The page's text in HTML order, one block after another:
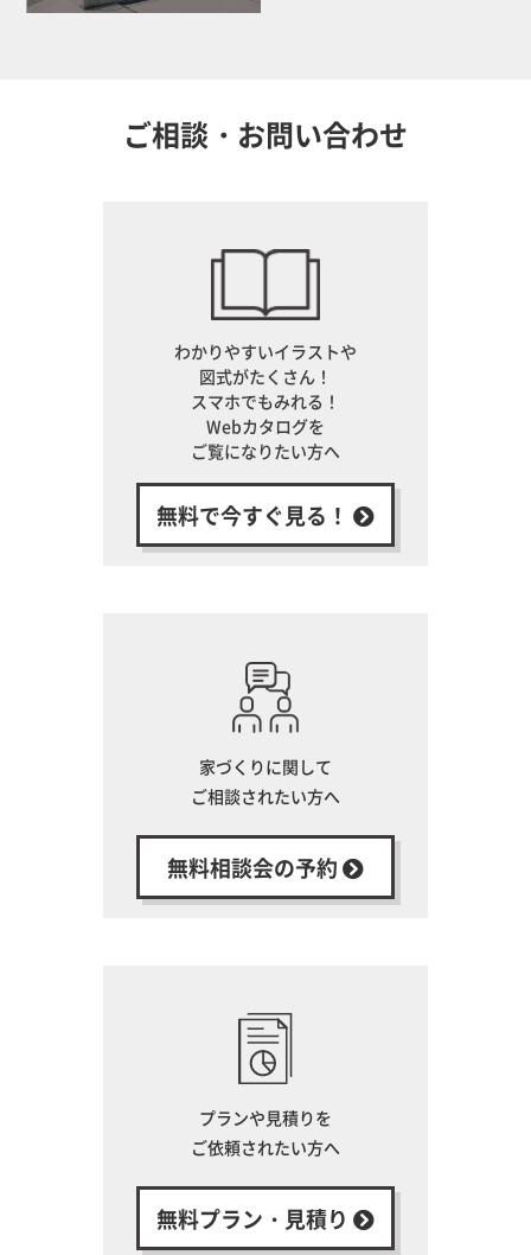
ご相談・お問い合わせ
わかりやすいイラストや
図式がたくさん！
スマホでもみれる！
Webカタログを
ご覧になりたい方へ
無料で今すぐ見る！
家づくりに関して
ご相談されたい方へ
無料相談会の予約
プランや見積りを
ご依頼されたい方へ
無料プラン・見積り